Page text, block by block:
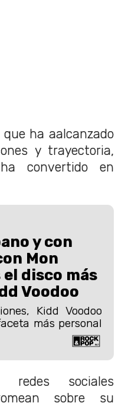
ha aalcanzado
y trayectoria,
convertido en
y con
Mon
disco más
Voodoo
Kidd Voodoo
más personal
sociales
sobre su